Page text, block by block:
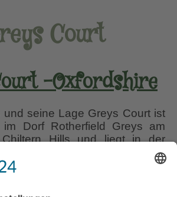
Court
-Oxfordshire
seine Lage Greys Court ist
Dorf Rotherfield Greys am
Hills und liegt in der
Oxfordshire. Das ‘Tudor’-
in den umgebenden